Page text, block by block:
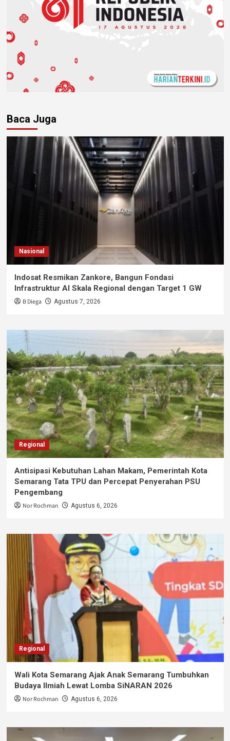
Baca Juga
Nasional
Indosat Resmikan Zankore, Bangun Fondasi
Infrastruktur AI Skala Regional dengan Target 1 GW
B Diega Agustus 7, 2026
Regional
Antisipasi Kebutuhan Lahan Makam, Pemerintah Kota
Semarang Tata TPU dan Percepat Penyerahan PSU
Pengembang
Nor Rochman Agustus 6, 2026
Regional
Wali Kota Semarang Ajak Anak Semarang Tumbuhkan
Budaya Ilmiah Lewat Lomba SiNARAN 2026
Nor Rochman Agustus 6, 2026